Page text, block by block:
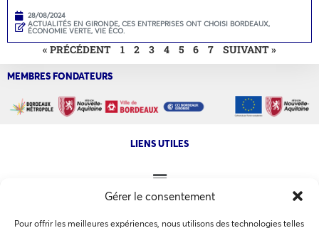
Gérer le consentement
Pour offrir les meilleures expériences, nous utilisons des technologies telles
28/08/2024
ACTUALITÉS EN GIRONDE, CES ENTREPRISES ONT CHOISI BORDEAUX,
ÉCONOMIE VERTE, VIE ÉCO.
« PRÉCÉDENT 1 2 3 4 5 6 7 SUIVANT »
MEMBRES FONDATEURS
LIENS UTILES